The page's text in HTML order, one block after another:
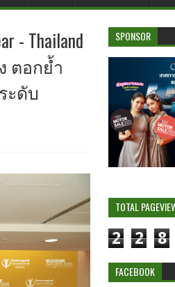
- Thailand
ตอกย้ำ
ะดับ
SPONSOR
TOTAL
2 2 8
FACEBOOK